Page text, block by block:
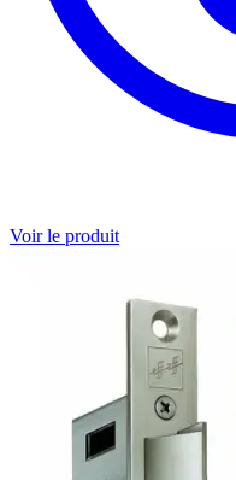
Voir le produit